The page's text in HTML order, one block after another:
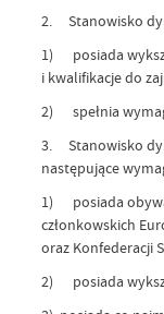
2. Stanowisko
1) posiada
i kwalifikacje do
2) spełnia
3. Stanowisko
następujące
1) posiada
członkowskich
oraz Konfederacji
2) posiada